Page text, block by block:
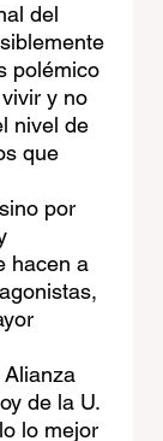
del
polémico
y no
nivel de
que
por
hacen a
de la U.
lo mejor